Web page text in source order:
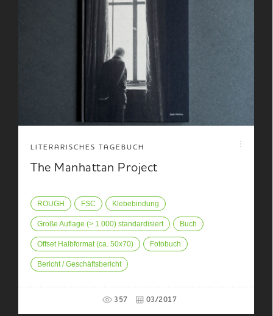
LITERARISCHES TAGEBUCH
The Manhattan Project
ROUGH FSC Klebebindung
Große Auflage (> 1.000) standardisiert Buch
Offset Halbformat (ca. 50x70) Fotobuch
Bericht / Geschäftsbericht
357 03/2017